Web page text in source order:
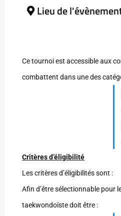
Lieu de
Ce tournoi est accessible aux
combattent dans une des
Critères d’éligibilité
Les critères d’éligibilités sont :
Afin d’être sélectionnable pour
taekwondoïste doit être :